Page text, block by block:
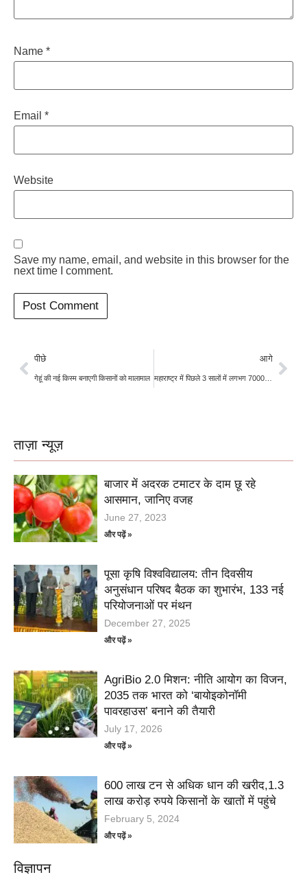
Name *
Email *
Website
Save my name, email, and website in this browser for the
next time I comment.
पीछे
गेहूं की नई किस्म बनाएगी किसानों को मालामाल
आगे
महाराष्ट्र में पिछले 3 सालों में लगभग 7000 से अधिक किसानों ने गवाई जान…..क्या होगी इसकी वजह…
ताज़ा न्यूज़
बाजार में अदरक टमाटर के दाम छू रहे
आसमान, जानिए वजह
June 27, 2023
और पढ़ें »
पूसा कृषि विश्वविद्यालय: तीन दिवसीय
अनुसंधान परिषद बैठक का शुभारंभ, 133 नई
परियोजनाओं पर मंथन
December 27, 2025
और पढ़ें »
AgriBio 2.0 मिशन: नीति आयोग का विजन,
2035 तक भारत को ‘बायोइकोनॉमी
पावरहाउस’ बनाने की तैयारी
July 17, 2026
और पढ़ें »
600 लाख टन से अधिक धान की खरीद,1.3
लाख करोड़ रुपये किसानों के खातों में पहुंचे
February 5, 2024
और पढ़ें »
विज्ञापन